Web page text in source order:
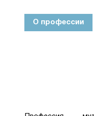
О профессии